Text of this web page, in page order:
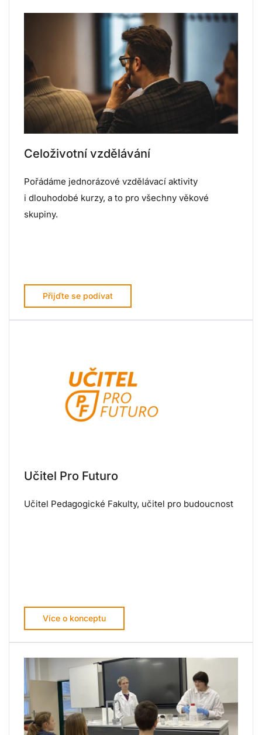
Celoživotní vzdělávání
Pořádáme jednorázové vzdělávací aktivity
i dlouhodobé kurzy, a to pro všechny věkové
skupiny.
Přijďte se podívat
Učitel Pro Futuro
Učitel Pedagogické Fakulty, učitel pro budoucnost
Více o konceptu